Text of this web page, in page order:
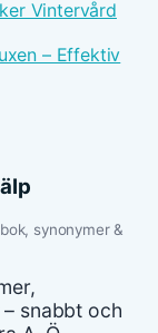
Vintervård
– Effektiv
synonymer &
snabbt och